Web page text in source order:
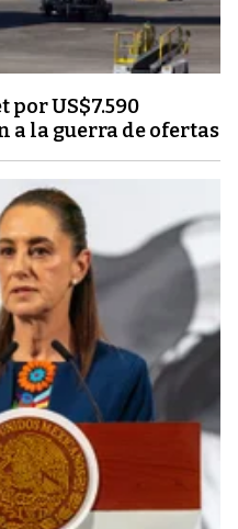
por US$7.590
la guerra de ofertas